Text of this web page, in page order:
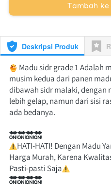
`
Tambah
Deskripsi Produk
Madu sidr grade 1 Adalah
musim kedua dari panen
dibawah sidr malaki, dengan
lebih gelap, namun dari sisi
ada bedanya.
HATI-HATI! Dengan Madu
Harga Murah, Karena
Pasti-pasti Saja